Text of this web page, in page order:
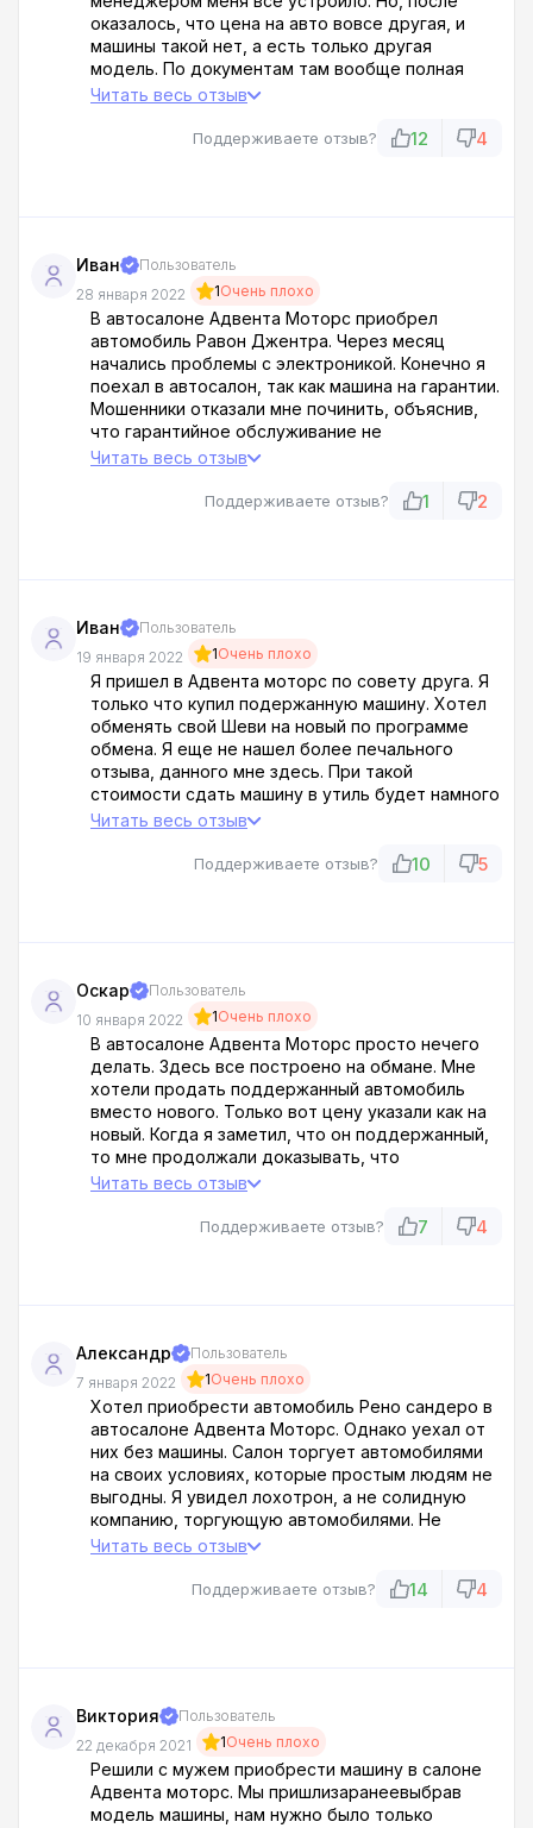
оказалось, что цена на авто вовсе другая, и
машины такой нет, а есть только другая
модель. По документам там вообще полная
лажа, не знаю, кто вообще покупает тут авто,
Читать весь отзыв
Поддерживаете отзыв? 12 4
Иван
Пользователь
28 января 2022
1Очень плохо
В автосалоне Адвента Моторс приобрел
автомобиль Равон Джентра. Через месяц
начались проблемы с электроникой. Конечно я
поехал в автосалон, так как машина на гарантии.
Мошенники отказали мне починить, объяснив,
что гарантийное обслуживание не
распространяется к электронике. Предложили
тревожить их своими проблемами.
Читать весь отзыв
Поддерживаете отзыв? 1 2
Иван
Пользователь
19 января 2022
1Очень плохо
Я пришел в Адвента моторс по совету друга. Я
только что купил подержанную машину. Хотел
обменять свой Шеви на новый по программе
обмена. Я еще не нашел более печального
отзыва, данного мне здесь. При такой
стоимости сдать машину в утиль будет намного
дороже, возмутился такой салонной работой,
Читать весь отзыв
Поддерживаете отзыв? 10 5
Оскар
Пользователь
10 января 2022
1Очень плохо
В автосалоне Адвента Моторс просто нечего
делать. Здесь все построено на обмане. Мне
хотели продать поддержанный автомобиль
вместо нового. Только вот цену указали как на
новый. Когда я заметил, что он поддержанный,
то мне продолжали доказывать, что
автомобиль новый. Врут прямо в глаза и не
Читать весь отзыв
Поддерживаете отзыв? 7 4
Александр
Пользователь
7 января 2022
1Очень плохо
Хотел приобрести автомобиль Рено сандеро в
автосалоне Адвента Моторс. Однако уехал от
них без машины. Салон торгует автомобилями
на своих условиях, которые простым людям не
выгодны. Я увидел лохотрон, а не солидную
компанию, торгующую автомобилями. Не
рекомендую автосалон Адвента Моторс!
Читать весь отзыв
Поддерживаете отзыв? 14 4
Виктория
Пользователь
22 декабря 2021
1Очень плохо
Решили с мужем приобрести машину в салоне
Адвента моторс. Мы пришлизаранеевыбрав
модель машины, нам нужно было только